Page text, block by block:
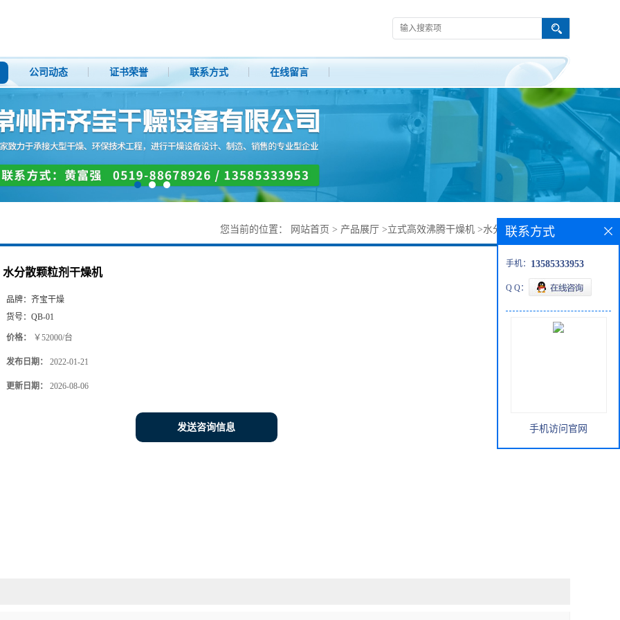
公司动态 证书荣誉 联系方式 在线留言
您当前的位置： 网站首页 > 产品展厅 >立式高效沸腾干燥机 >水分散颗粒剂干燥机
水分散颗粒剂干燥机
品牌： 齐宝干燥
货号： QB-01
价格： ￥52000/台
发布日期： 2022-01-21
更新日期： 2026-08-06
发送咨询信息
联系方式
手机： 13585333953
Q Q：
手机访问官网